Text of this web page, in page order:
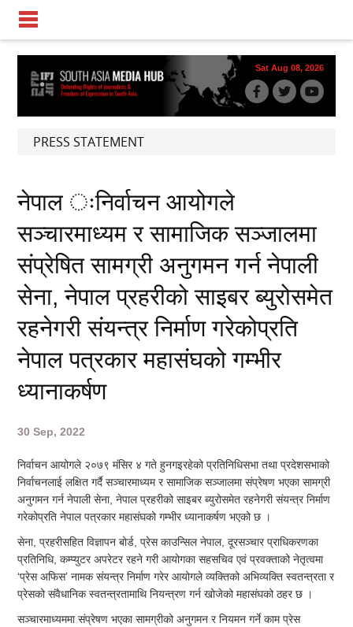
Sat Aug 08, 2026
PRESS STATEMENT
नेपाल ःनिर्वाचन आयोगले
सञ्चारमाध्यम र सामाजिक सञ्जालमा
संप्रेषित सामग्री अनुगमन गर्न नेपाली
सेना, नेपाल प्रहरीको साइबर ब्युरोसमेत
रहनेगरी संयन्त्र निर्माण गरेकोप्रति
नेपाल पत्रकार महासंघको गम्भीर
ध्यानाकर्षण
30 Sep, 2022
निर्वाचन आयोगले २०७९ मंसिर ४ गते हुनगइरहेको प्रतिनिधिसभा तथा प्रदेशसभाको
निर्वाचनलाई लक्षित गर्दै सञ्चारमाध्यम र सामाजिक सञ्जालमा संप्रेषण भएका सामग्री
अनुगमन गर्न नेपाली सेना, नेपाल प्रहरीको साइबर ब्युरोसमेत रहनेगरी संयन्त्र निर्माण
गरेकोप्रति नेपाल पत्रकार महासंघको गम्भीर ध्यानाकर्षण भएको छ ।
सेना, प्रहरीसहित विज्ञापन बोर्ड, प्रेस काउन्सिल नेपाल, दूरसञ्चार प्राधिकरणका
प्रतिनिधि, कम्प्युटर अपरेटर रहने गरी आयोगका सहसचिव एवं प्रवक्ताको नेतृत्वमा
‘प्रेस अफिस’ नामक संयन्त्र निर्माण गरेर आयोगले व्यक्तिको अभिव्यक्ति स्वतन्त्रता र
प्रेसको संवैधानिक स्वतन्त्रतामाथि नियन्त्रण गर्न खोजेको महासंघको ठहर छ ।
सञ्चारमाध्यममा संप्रेषण भएका सामग्रीको अनुगमन र नियमन गर्ने काम प्रेस